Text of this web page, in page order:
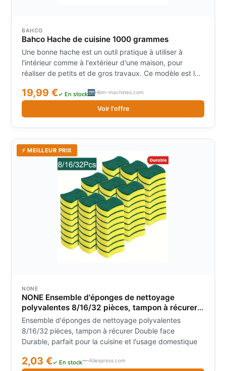
BAHCO
Bahco Hache de cuisine 1000 grammes
Une bonne hache est un outil pratique à utiliser à
l'intérieur comme à l'extérieur d'une maison, pour
réaliser de petits et de gros travaux. Ce modèle est la
bricoleurs expérimentés et les professionnels.
19,99 €✓ En stock Hbm-machines.com
Voir l'offre
⚡ MEILLEUR PRIX
NONE
NONE Ensemble d'éponges de nettoyage
polyvalentes 8/16/32 pièces, tampon à récurer
Double face Durable, parfait pour la cuisine et
l'usage domestique
Ensemble d'éponges de nettoyage polyvalentes
8/16/32 pièces, tampon à récurer Double face
Durable, parfait pour la cuisine et l'usage domestique
2,03 €✓ En stock Aliexpress.com